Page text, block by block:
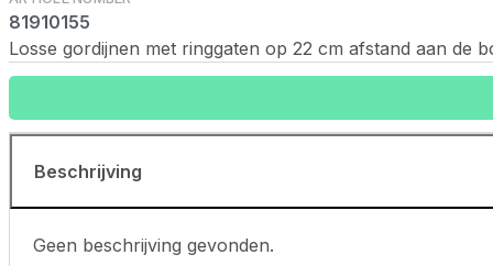
81910155
Losse gordijnen met ringgaten op 22 cm afstand aan de
Beschrijving
Geen beschrijving gevonden.